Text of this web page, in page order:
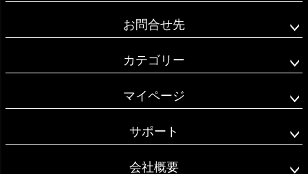
お問合せ先
カテゴリー
マイページ
サポート
会社概要